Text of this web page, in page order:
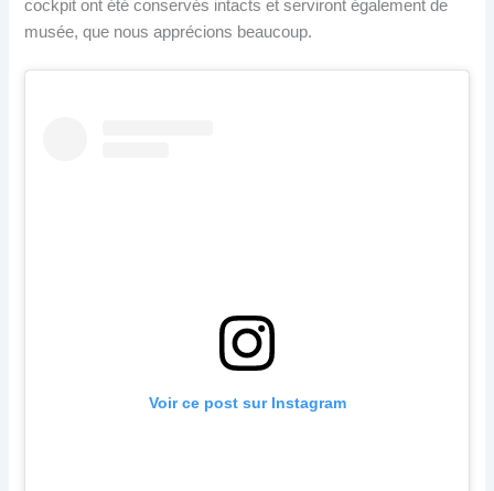
cockpit ont été conservés intacts et serviront également de
musée, que nous apprécions beaucoup.
Voir ce post sur Instagram